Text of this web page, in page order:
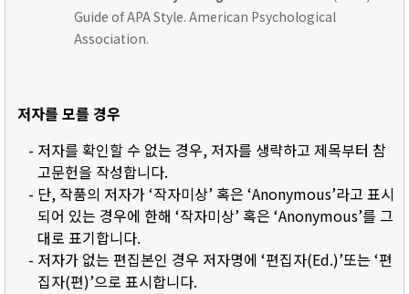
Guide of APA Style. American Psychological
Association.
저자를 모를 경우
- 저자를 확인할 수 없는 경우, 저자를 생략하고 제목부터 참
고문헌을 작성합니다.
- 단, 작품의 저자가 ‘작자미상’ 혹은 ‘Anonymous’라고 표시
되어 있는 경우에 한해 ‘작자미상’ 혹은 ‘Anonymous’를 그
대로 표기합니다.
- 저자가 없는 편집본인 경우 저자명에 ‘편집자(Ed.)’또는 ‘편
집자(편)’으로 표시합니다.